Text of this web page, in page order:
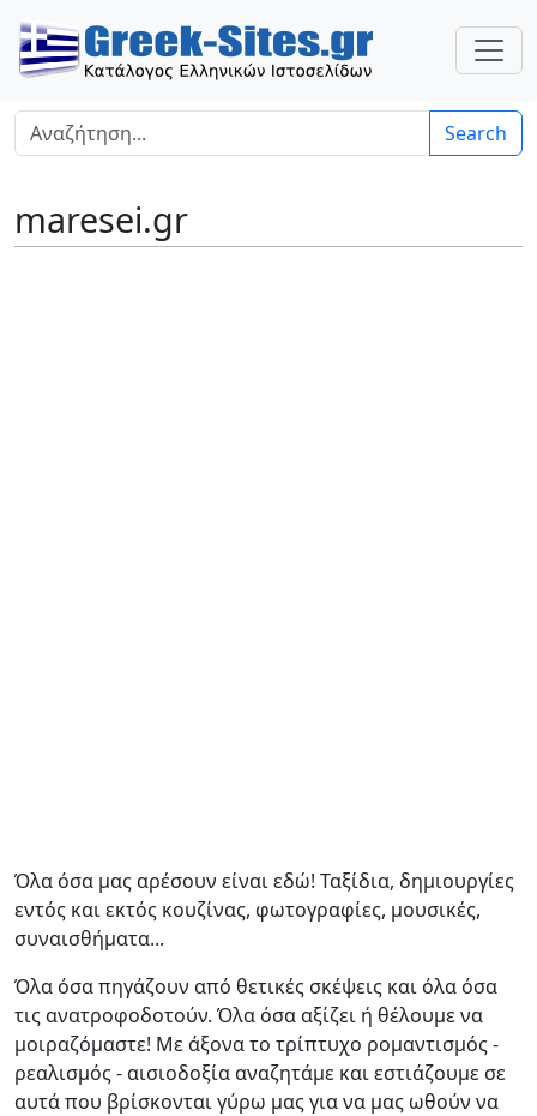
Search
maresei.gr
Όλα όσα μας αρέσουν είναι εδώ! Ταξίδια, δημιουργίες
εντός και εκτός κουζίνας, φωτογραφίες, μουσικές,
συναισθήματα...
Όλα όσα πηγάζουν από θετικές σκέψεις και όλα όσα
τις ανατροφοδοτούν. Όλα όσα αξίζει ή θέλουμε να
μοιραζόμαστε! Με άξονα το τρίπτυχο ρομαντισμός -
ρεαλισμός - αισιοδοξία αναζητάμε και εστιάζουμε σε
αυτά που βρίσκονται γύρω μας για να μας ωθούν να